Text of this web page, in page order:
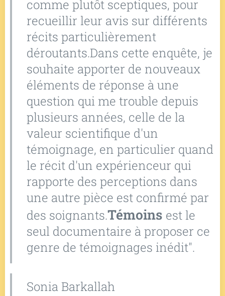
comme plutôt sceptiques, pour
recueillir leur avis sur différents
récits particulièrement
déroutants.Dans cette enquête, je
souhaite apporter de nouveaux
éléments de réponse à une
question qui me trouble depuis
plusieurs années, celle de la
valeur scientifique d'un
témoignage, en particulier quand
le récit d'un expérienceur qui
rapporte des perceptions dans
une autre pièce est confirmé par
des soignants.Témoins est le
seul documentaire à proposer ce
genre de témoignages inédit".
Sonia Barkallah